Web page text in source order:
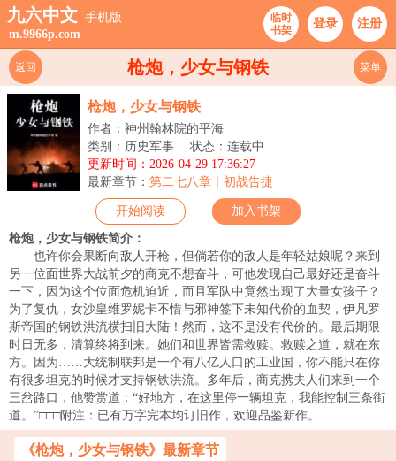
九六中文 手机版
m.9966p.com
临时
书架
登录 注册
枪炮，少女与钢铁
返回 菜单
枪炮，少女与钢铁
作者：神州翰林院的平海
类别：历史军事
状态：连载中
更新时间：2026-04-29 17:36:27
最新章节： 第二七八章｜初战告捷
开始阅读 加入书架
枪炮，少女与钢铁简介：
也许你会果断向敌人开枪，但倘若你的敌人是年轻姑娘呢？来到
另一位面世界大战前夕的商克不想奋斗，可他发现自己最好还是奋斗
一下，因为这个位面危机迫近，而且军队中竟然出现了大量女孩子？
为了复仇，女沙皇维罗妮卡不惜与邪神签下未知代价的血契，伊凡罗
斯帝国的钢铁洪流横扫旧大陆！然而，这不是没有代价的。最后期限
时日无多，清算终将到来。她们和世界皆需救赎。救赎之道，就在东
方。因为……大统制联邦是一个有八亿人口的工业国，你不能只在你
有很多坦克的时候才支持钢铁洪流。多年后，商克携夫人们来到一个
三岔路口，他赞赏道：“好地方，在这里停一辆坦克，我能控制三条街
道。”□□□附注：已有万字完本均订旧作，欢迎品鉴新作。...
《枪炮，少女与钢铁》最新章节